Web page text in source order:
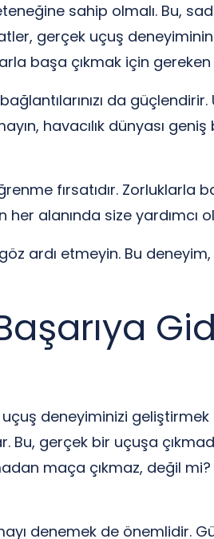
sahip olmalı. Bu,
gerçek uçuş
başa çıkmak için gereken
da güçlendirir.
havacılık dünyası
fırsatıdır. Zorluklarla
alanında size yardımcı
ardı etmeyin. Bu
deneyiminizi
Bu, gerçek bir uçuşa
maça çıkmaz, değil
denemek de önemlidir.